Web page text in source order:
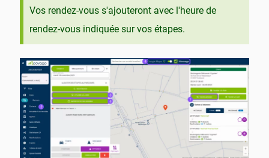
Vos rendez-vous s'ajouteront avec l'heure de
rendez-vous indiquée sur vos étapes.